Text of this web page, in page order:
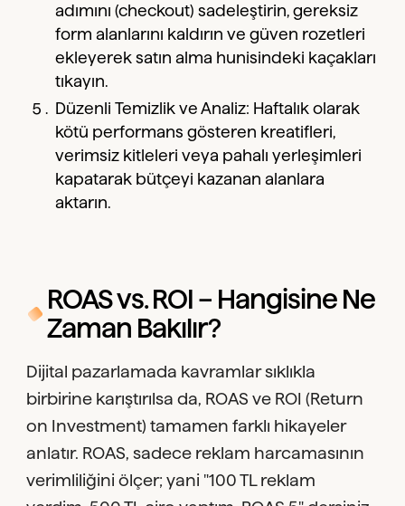
adımını (checkout) sadeleştirin, gereksiz
form alanlarını kaldırın ve güven rozetleri
ekleyerek satın alma hunisindeki kaçakları
tıkayın.
Düzenli Temizlik ve Analiz: Haftalık olarak
kötü performans gösteren kreatifleri,
verimsiz kitleleri veya pahalı yerleşimleri
kapatarak bütçeyi kazanan alanlara
aktarın.
ROAS vs. ROI – Hangisine Ne
Zaman Bakılır?
Dijital pazarlamada kavramlar sıklıkla
birbirine karıştırılsa da, ROAS ve ROI (Return
on Investment) tamamen farklı hikayeler
anlatır. ROAS, sadece reklam harcamasının
verimliliğini ölçer; yani "100 TL reklam